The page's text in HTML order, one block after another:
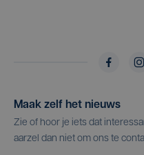
Maak zelf het nieuws
Zie of hoor je iets dat
aarzel dan niet om ons te